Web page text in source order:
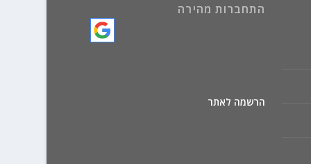
התחברות מהירה
הרשמה לאתר